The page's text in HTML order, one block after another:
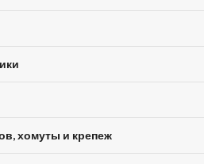
хомуты и крепеж